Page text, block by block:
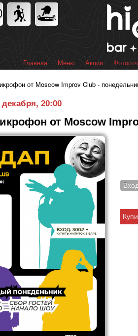
Главное меню
Главная Меню Акции
от Moscow Improv Club -
20:00
от Moscow